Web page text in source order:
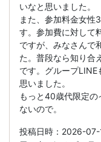
いなと思いました。
また、参加料金女
す。参加費に対して
ですが、みなさんで
た。普段なら知り合
です。グループLINE
思いました。
もっと40歳代限定
ないので。
投稿日時：2026-07-